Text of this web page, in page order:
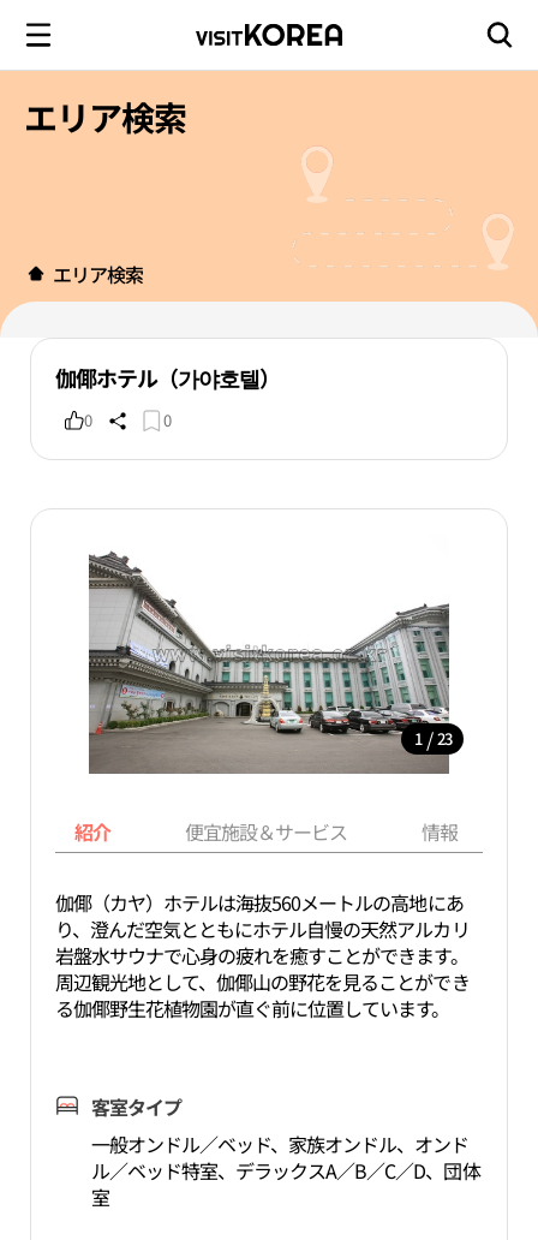
エリア検索
エリア検索
伽倻ホテル（가야호텔）
0 0
1 / 23
紹介 便宜施設＆サービス 情報
伽倻（カヤ）ホテルは海抜560メートルの高地にあ
り、澄んだ空気とともにホテル自慢の天然アルカリ
岩盤水サウナで心身の疲れを癒すことができます。
周辺観光地として、伽倻山の野花を見ることができ
る伽倻野生花植物園が直ぐ前に位置しています。
客室タイプ
一般オンドル／ベッド、家族オンドル、オンド
ル／ベッド特室、デラックスA／B／C／D、団体
室